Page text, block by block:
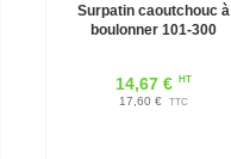
Surpatin caoutchouc à
boulonner 101-300
14,67 € HT
17,60 € TTC